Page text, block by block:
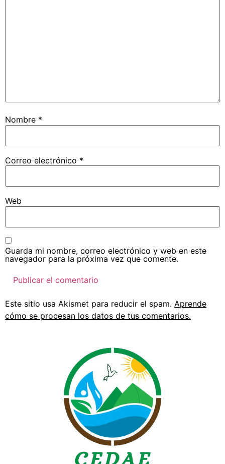
Nombre *
Correo electrónico *
Web
Guarda mi nombre, correo electrónico y web en este
navegador para la próxima vez que comente.
Este sitio usa Akismet para reducir el spam. Aprende
cómo se procesan los datos de tus comentarios.